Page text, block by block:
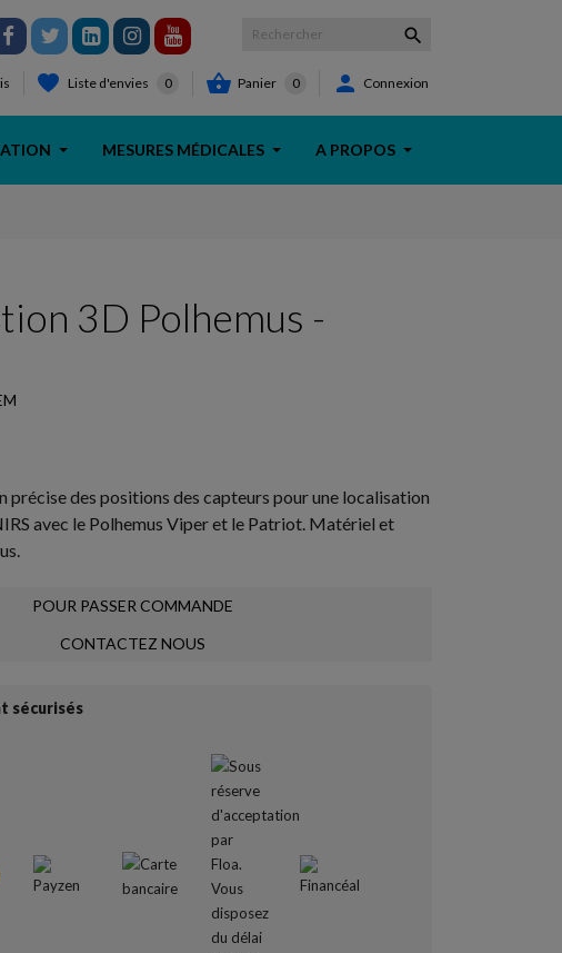

Liste d'envies 0  Panier 0  Connexion
MESURES MÉDICALES A PROPOS
3D Polhemus -
précise des positions des capteurs pour une localisation
avec le Polhemus Viper et le Patriot. Matériel et
POUR PASSER COMMANDE
CONTACTEZ NOUS
sécurisés